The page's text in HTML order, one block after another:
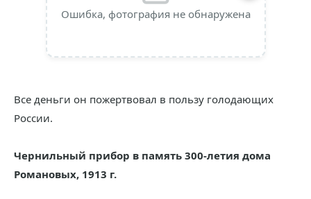
Ошибка, фотография не обнаружена
Все деньги он пожертвовал в пользу голодающих
России.
Чернильный прибор в память 300-летия дома
Романовых, 1913 г.